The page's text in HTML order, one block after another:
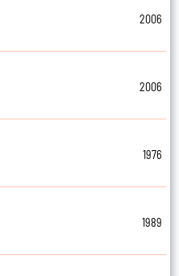
2006
2006
1976
1989